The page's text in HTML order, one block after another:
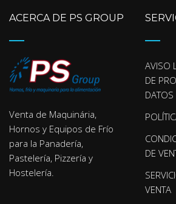
ACERCA DE PS GROUP
Venta de Maquinária,
Hornos y Equipos de Frío
para la Panadería,
Pastelería, Pizzería y
Hostelería.
AVISO
DE
DATOS
DE
VENTA